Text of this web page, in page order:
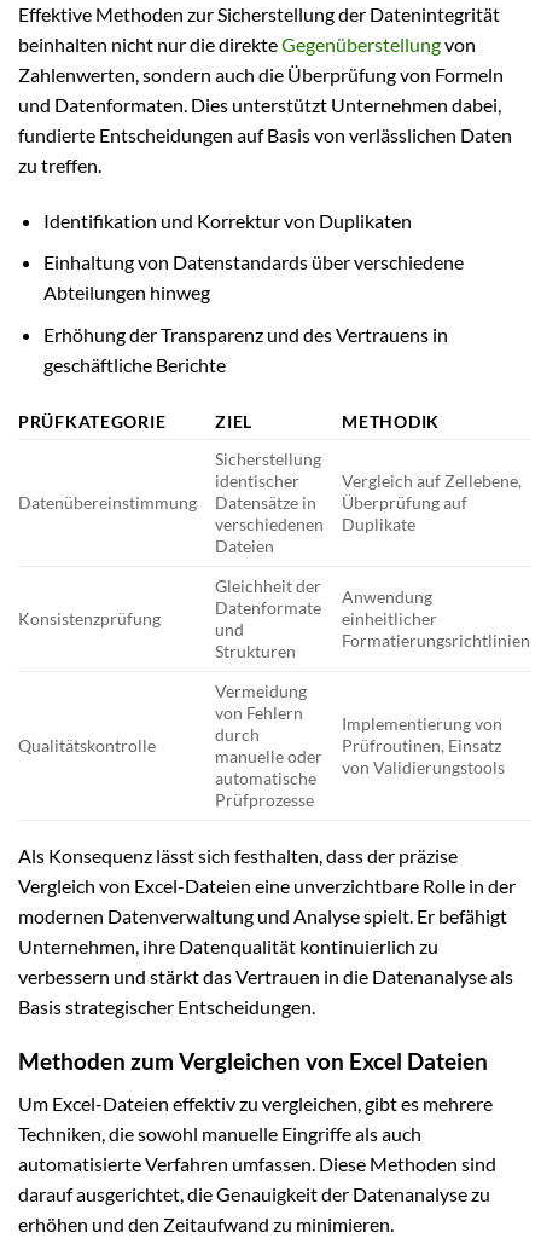
Effektive Methoden zur Sicherstellung der Datenintegrität
beinhalten nicht nur die direkteGegenüberstellungvon
Zahlenwerten, sondern auch die Überprüfung von Formeln
und Datenformaten. Dies unterstützt Unternehmen dabei,
fundierte Entscheidungen auf Basis von verlässlichen Daten
zu treffen.
Identifikation und Korrektur von Duplikaten
Einhaltung von Datenstandards über verschiedene
Abteilungen hinweg
Erhöhung der Transparenz und des Vertrauens in
geschäftliche Berichte
PRÜFKATEGORIE ZIEL METHODIK
Datenübereinstimmung
Sicherstellung
identischer
Datensätze in
verschiedenen
Dateien
Vergleich auf Zellebene,
Überprüfung auf
Duplikate
Konsistenzprüfung
Gleichheit der
Datenformate
und
Strukturen
Anwendung
einheitlicher
Formatierungsrichtlinien
Qualitätskontrolle
Vermeidung
von Fehlern
durch
manuelle oder
automatische
Prüfprozesse
Implementierung von
Prüfroutinen, Einsatz
von Validierungstools
Als Konsequenz lässt sich festhalten, dass der präzise
Vergleich von Excel-Dateien eine unverzichtbare Rolle in der
modernen Datenverwaltung und Analyse spielt. Er befähigt
Unternehmen, ihre Datenqualität kontinuierlich zu
verbessern und stärkt das Vertrauen in die Datenanalyse als
Basis strategischer Entscheidungen.
Methoden zum Vergleichen von Excel Dateien
Um Excel-Dateien effektiv zu vergleichen, gibt es mehrere
Techniken, die sowohl manuelle Eingriffe als auch
automatisierte Verfahren umfassen. Diese Methoden sind
darauf ausgerichtet, die Genauigkeit der Datenanalyse zu
erhöhen und den Zeitaufwand zu minimieren.